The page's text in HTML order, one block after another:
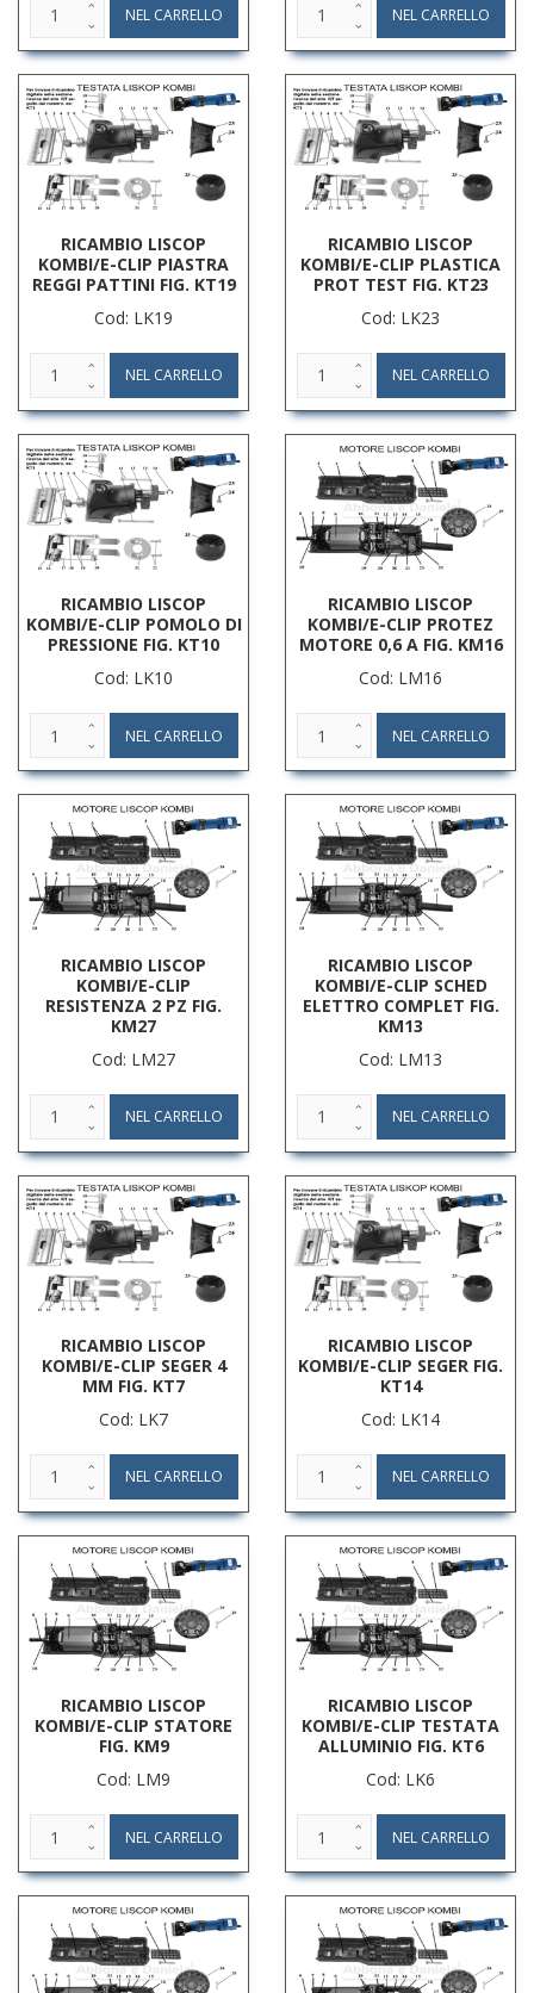
RICAMBIO LISCOP
KOMBI/E-CLIP PIASTRA
REGGI PATTINI FIG. KT19
Cod: LK19
RICAMBIO LISCOP
KOMBI/E-CLIP PLASTICA
PROT TEST FIG. KT23
Cod: LK23
RICAMBIO LISCOP
KOMBI/E-CLIP POMOLO DI
PRESSIONE FIG. KT10
Cod: LK10
RICAMBIO LISCOP
KOMBI/E-CLIP PROTEZ
MOTORE 0,6 A FIG. KM16
Cod: LM16
RICAMBIO LISCOP
KOMBI/E-CLIP
RESISTENZA 2 PZ FIG.
KM27
Cod: LM27
RICAMBIO LISCOP
KOMBI/E-CLIP SCHED
ELETTRO COMPLET FIG.
KM13
Cod: LM13
RICAMBIO LISCOP
KOMBI/E-CLIP SEGER 4
MM FIG. KT7
Cod: LK7
RICAMBIO LISCOP
KOMBI/E-CLIP SEGER FIG.
KT14
Cod: LK14
RICAMBIO LISCOP
KOMBI/E-CLIP STATORE
FIG. KM9
Cod: LM9
RICAMBIO LISCOP
KOMBI/E-CLIP TESTATA
ALLUMINIO FIG. KT6
Cod: LK6